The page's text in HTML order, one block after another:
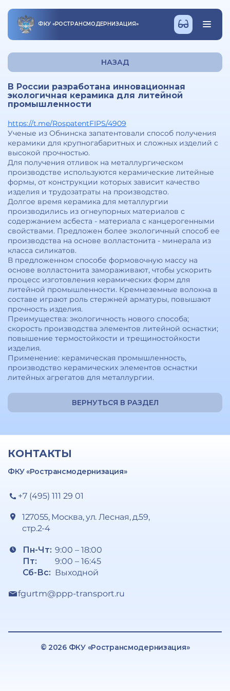
ФКУ «РОСТРАНСМОДЕРНИЗАЦИЯ»
НАЗАД
В России разработана инновационная
экологичная керамика для литейной
промышленности
https://t.me/RospatentFIPS/4909
Ученые из Обнинска запатентовали способ получения
керамики для крупногабаритных и сложных изделий с
высокой прочностью.
Для получения отливок на металлургическом
производстве используются керамические литейные
формы, от конструкции которых зависит качество
изделия и трудозатраты на производство.
Долгое время керамика для металлургии
производились из огнеупорных материалов с
содержанием асбеста - материала с канцерогенными
свойствами. Предложен более экологичный способ ее
производства на основе волластонита - минерала из
класса силикатов.
В предложенном способе формовочную массу на
основе волластонита замораживают, чтобы ускорить
процесс изготовления керамических форм для
литейной промышленности. Кремнеземные волокна в
составе играют роль стержней арматуры, повышают
прочность изделия.
Преимущества: экологичность нового способа;
скорость производства элементов литейной оснастки;
повышение термостойкости и трещиностойкости
изделия.
Применение: керамическая промышленность,
производство керамических элементов оснастки
литейных агрегатов для металлургии.
ВЕРНУТЬСЯ В РАЗДЕЛ
КОНТАКТЫ
ФКУ «Ространсмодернизация»
+7 (495) 111 29 01
127055, Москва, ул. Лесная, д.59,
стр.2-4
Пн-Чт:
Пт:
Сб-Вс:
9:00 – 18:00
9:00 – 16:45
Выходной
fgurtm@ppp-transport.ru
© 2026 ФКУ «Ространсмодернизация»